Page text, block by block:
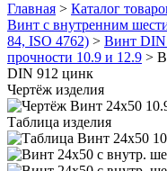
Главная > Каталог
Винт с внутренним
84, ISO 4762) > Винт DIN
прочности 10.9 и 12.9 >
DIN 912 цинк
Чертёж изделия
Таблица изделия